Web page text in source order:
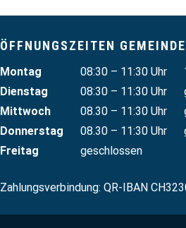
ÖFFNUNGSZEITEN GEMEINDE
Wochentag Vormittag
Montag 08:30 – 11:30 Uhr
Dienstag 08:30 – 11:30 Uhr
Mittwoch 08.30 – 11:30 Uhr
Donnerstag 08.30 – 11:30 Uhr
Freitag geschlossen
Zahlungsverbindung: QR-IBAN